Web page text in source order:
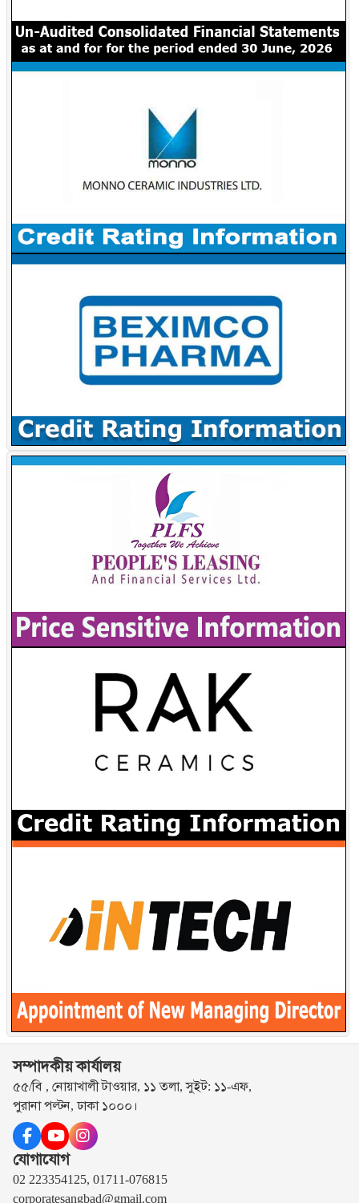
সম্পাদকীয় কার্যালয়
৫৫/বি , নোয়াখালী টাওয়ার, ১১ তলা, সুইট: ১১-এফ,
পুরানা পল্টন, ঢাকা ১০০০।
যোগাযোগ
02 223354125, 01711-076815
corporatesangbad@gmail.com